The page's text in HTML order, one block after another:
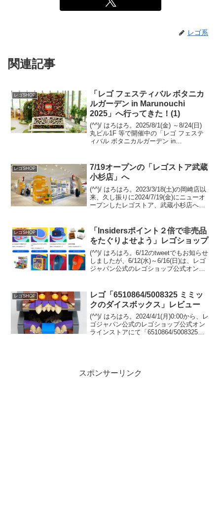
レゴ系
関連記事
レゴSHOP
「レゴ フェスティバル ボタニカ
ルガーデン in Marunouchi
2025」へ行ってきた！(1)
(^^)/ はろはろ。2025/8/1(金) ～8/24(日)
丸ビル1F 等で開催中の「レゴ フェステ
ィバル ボタニカルガーデン in
Marunouchi.com...
レゴSHOP
7/19オープンの「レゴストア武蔵
小杉店」へ
(^^)/ はろはろ。2023/3/18(土)の岡崎店以
来、久し振りに2024/7/19(金)にニューオ
ープンしたレゴストア、武蔵小杉店へ伺
4F。 シナテック運営です...
レゴSHOP
「Insidersポイント２倍で非売品
をたぐりよせよう」レゴショップ
(^^)/ はろはろ。6/12のtweetでもお知らせ
しましたが、6/12(水)～6/16(日)は、レゴ
ジャパン公式のレゴショップ公式オンラ
ファーページ）ポイ...
レゴSHOP
レゴ「6510864/5008325 ミミッ
クのダイスボックス」レビュー
(^^)/ はろはろ。2024/4/1(月)0:00から、レ
ゴジャパン公式のレゴショップ公式オン
ラインストアにて「6510864/5008325
スポンサーリンク